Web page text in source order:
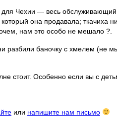
Чехии — весь обслуживающий
она продавала; ткачиха
нам это особо не мешало ?.
разбили баночку с хмелем (не
стоит. Особенно если вы с
или напишите нам письмо